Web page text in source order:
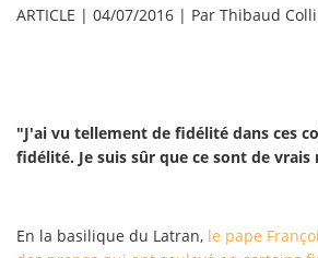
ARTICLE | 04/07/2016 | Par Thibaud
"J'ai vu tellement de fidélité dans ces
fidélité. Je suis sûr que ce sont de vrais
En la basilique du Latran, le pape